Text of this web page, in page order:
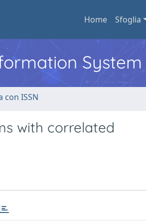
Home Sfoglia
System
con ISSN
with correlated